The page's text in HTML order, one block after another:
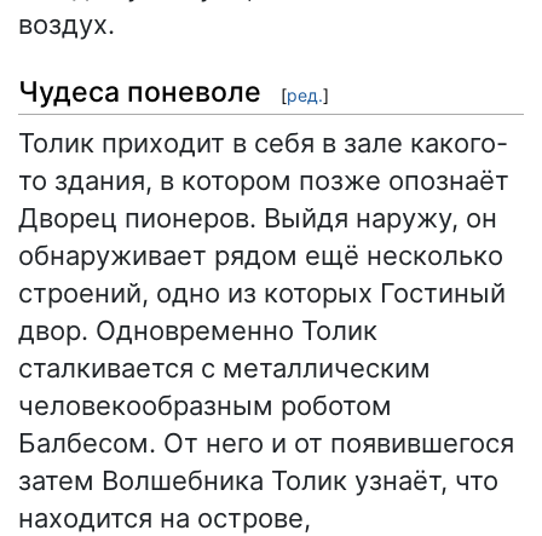
воздух.
Чудеса поневоле [ред.]
Толик приходит в себя в зале какого-
то здания, в котором позже опознаёт
Дворец пионеров. Выйдя наружу, он
обнаруживает рядом ещё несколько
строений, одно из которых Гостиный
двор. Одновременно Толик
сталкивается с металлическим
человекообразным роботом
Балбесом. От него и от появившегося
затем Волшебника Толик узнаёт, что
находится на острове,